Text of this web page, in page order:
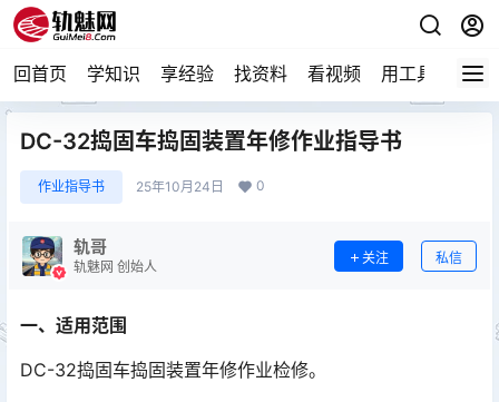
回首页 学知识 享经验 找资料 看视频 用工具 论技
DC-32捣固车捣固装置年修作业指导书
作业指导书 25年10月24日 0
轨哥
轨魅网 创始人
关注 私信
一、适用范围
DC-32捣固车捣固装置年修作业检修。